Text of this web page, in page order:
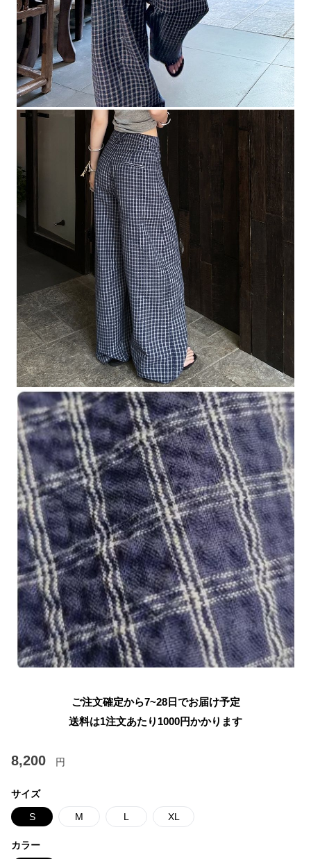
ご注文確定から7~28日でお届け予定
送料は1注文あたり 1000円かかります
8,200 円
サイズ
S M L XL
カラー